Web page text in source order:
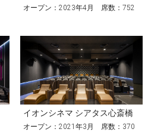
オープン：2023年4月 席数：752
イオンシネマ シアタス心斎橋
オープン：2021年3月 席数：370